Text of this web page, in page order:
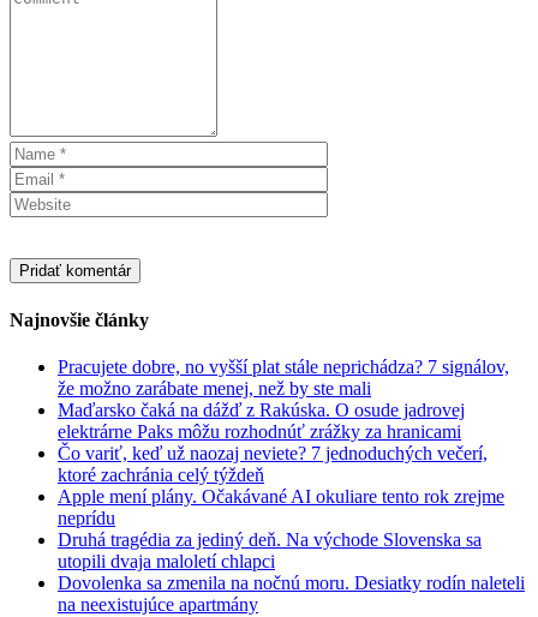
Najnovšie články
Pracujete dobre, no vyšší plat stále neprichádza? 7 signálov,
že možno zarábate menej, než by ste mali
Maďarsko čaká na dážď z Rakúska. O osude jadrovej
elektrárne Paks môžu rozhodnúť zrážky za hranicami
Čo variť, keď už naozaj neviete? 7 jednoduchých večerí,
ktoré zachránia celý týždeň
Apple mení plány. Očakávané AI okuliare tento rok zrejme
neprídu
Druhá tragédia za jediný deň. Na východe Slovenska sa
utopili dvaja maloletí chlapci
Dovolenka sa zmenila na nočnú moru. Desiatky rodín naleteli
na neexistujúce apartmány